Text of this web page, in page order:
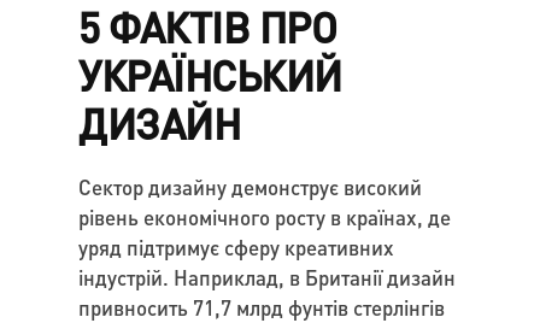
5 ФАКТІВ ПРО
УКРАЇНСЬКИЙ
ДИЗАЙН
Сектор дизайну демонструє високий
рівень економічного росту в країнах, де
уряд підтримує сферу креативних
індустрій. Наприклад, в Британії дизайн
привносить 71,7 млрд фунтів стерлінгів